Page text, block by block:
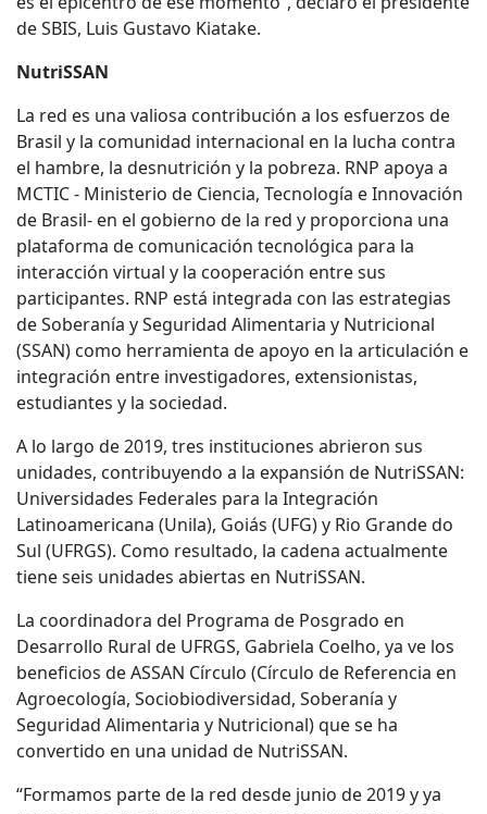
de SBIS, Luis Gustavo Kiatake.
NutriSSAN
La red es una valiosa contribución a los esfuerzos de
Brasil y la comunidad internacional en la lucha contra
el hambre, la desnutrición y la pobreza. RNP apoya a
MCTIC - Ministerio de Ciencia, Tecnología e Innovación
de Brasil- en el gobierno de la red y proporciona una
plataforma de comunicación tecnológica para la
interacción virtual y la cooperación entre sus
participantes. RNP está integrada con las estrategias
de Soberanía y Seguridad Alimentaria y Nutricional
(SSAN) como herramienta de apoyo en la articulación e
integración entre investigadores, extensionistas,
estudiantes y la sociedad.
A lo largo de 2019, tres instituciones abrieron sus
unidades, contribuyendo a la expansión de NutriSSAN:
Universidades Federales para la Integración
Latinoamericana (Unila), Goiás (UFG) y Rio Grande do
Sul (UFRGS). Como resultado, la cadena actualmente
tiene seis unidades abiertas en NutriSSAN.
La coordinadora del Programa de Posgrado en
Desarrollo Rural de UFRGS, Gabriela Coelho, ya ve los
beneficios de ASSAN Círculo (Círculo de Referencia en
Agroecología, Sociobiodiversidad, Soberanía y
Seguridad Alimentaria y Nutricional) que se ha
convertido en una unidad de NutriSSAN.
“Formamos parte de la red desde junio de 2019 y ya